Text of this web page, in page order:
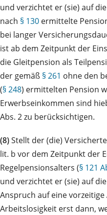
und verzichtet er (sie) auf
nach § 130 ermittelte
bei langer
ist ab dem Zeitpunkt der
die Gleitpension als
der gemäß § 261 ohne den
(§ 248) ermittelten Pension
Erwerbseinkommen sind
Abs. 2 zu berücksichtigen.
(8)Stellt der (die)
lit. b vor dem Zeitpunkt der
Regelpensionsalters (§ 121
und verzichtet er (sie) auf
Anspruch auf eine
Arbeitslosigkeit erst dann,